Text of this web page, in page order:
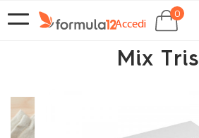
navigazione
Toggle
Accedi
0
Mix Tris
SHOCKBOX